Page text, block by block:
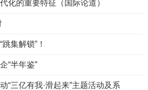
化的重要特征（国际论道）
集解锁”！
“半年鉴”
“三亿有我·滑起来”主题活动及系